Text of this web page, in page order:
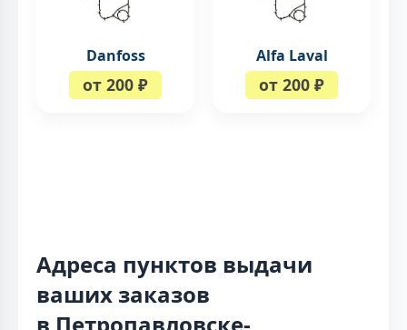
Danfoss
от 200 ₽
Alfa Laval
от 200 ₽
Адреса пунктов выдачи
ваших заказов